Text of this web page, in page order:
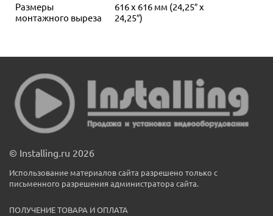
Размеры
монтажного выреза
616 x 616 мм (24,25″ x
24,25″)
© Installing.ru 2026
Использование материалов сайта разрешено только с
письменного разрешения администратора сайта.
ПОЛУЧЕНИЕ ТОВАРА И ОПЛАТА